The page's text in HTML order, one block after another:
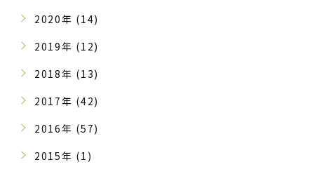
2020年 (14)
2019年 (12)
2018年 (13)
2017年 (42)
2016年 (57)
2015年 (1)